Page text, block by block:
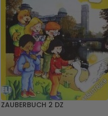
ZAUBERBUCH 2 DZ